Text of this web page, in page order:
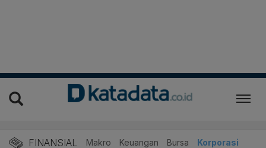
FINANSIAL Makro Keuangan Bursa Korporasi